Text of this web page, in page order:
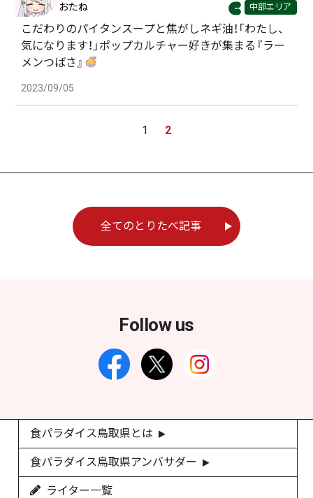
おたね 中部エリア
こだわりのパイタンスープと焦がしネギ油！「わたし、
気になります！」ポップカルチャー好きが集まる『ラー
メンつばさ』
2023/09/05
1 2
全てのとりたべ記事
Follow us
食パラダイス鳥取県とは
食パラダイス鳥取県アンバサダー
ライター一覧